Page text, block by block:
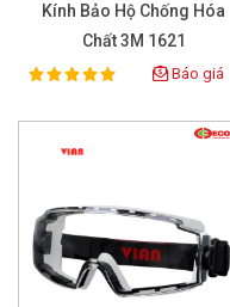
Kính Bảo Hộ Chống Hóa
Chất 3M 1621
Rating:
100% Báo giá